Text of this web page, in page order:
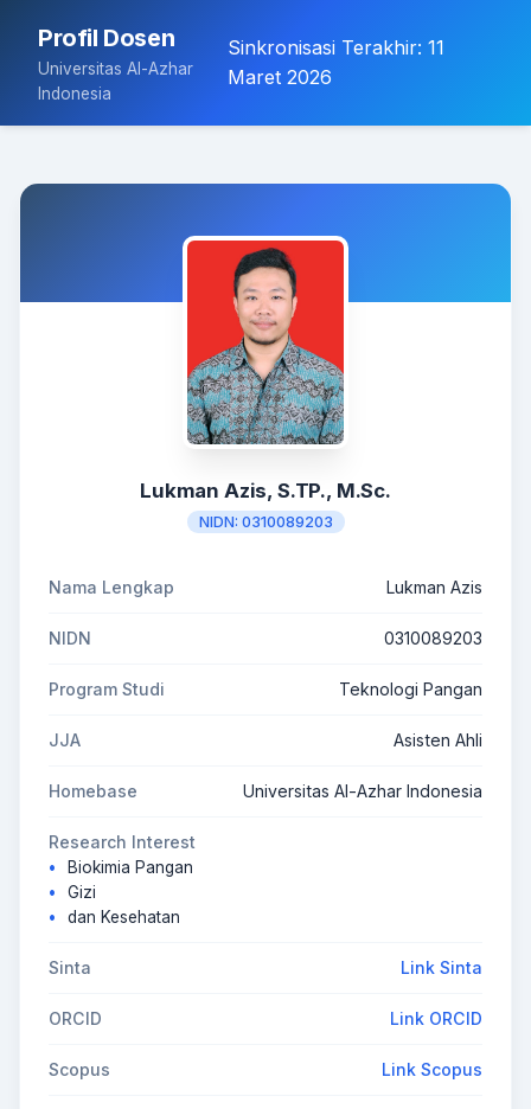
Profil Dosen
Universitas Al-Azhar
Indonesia
Sinkronisasi Terakhir: 11
Maret 2026
Lukman Azis, S.TP., M.Sc.
NIDN: 0310089203
Nama Lengkap Lukman Azis
NIDN 0310089203
Program Studi Teknologi Pangan
JJA Asisten Ahli
Homebase Universitas Al-Azhar Indonesia
Research Interest
Biokimia Pangan
Gizi
dan Kesehatan
Sinta Link Sinta
ORCID Link ORCID
Scopus Link Scopus